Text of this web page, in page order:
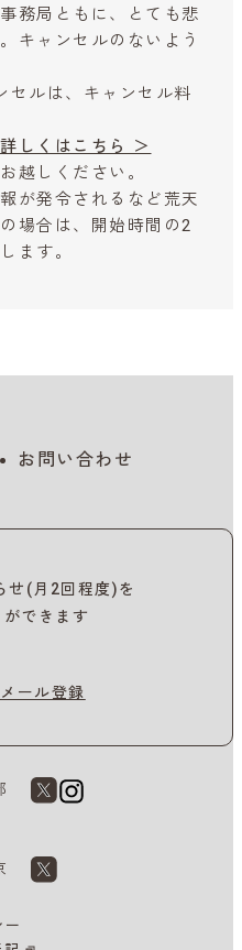
務局ともに、とても悲
キャンセルのないよう
セルは、キャンセル料
しくはこちら ＞
越しください。
が発令されるなど荒天
場合は、開始時間の2
ます。
お問い合わせ
せ(月2回程度)を
できます
ール登録
ー